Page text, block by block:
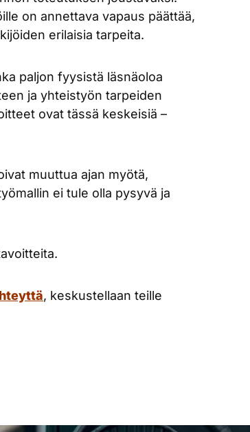
on annettava vapaus päättää,
erilaisia tarpeita.
paljon fyysistä läsnäoloa
ja yhteistyön tarpeiden
ovat tässä keskeisiä –
muuttua ajan myötä,
ei tule olla pysyvä ja
, keskustellaan teille